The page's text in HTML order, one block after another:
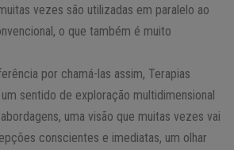
vezes são utilizadas em paralelo ao
o que também é muito
por chamá-las assim, Terapias
sentido de exploração multidimensional
uma visão que muitas vezes vai
conscientes e imediatas, um olhar